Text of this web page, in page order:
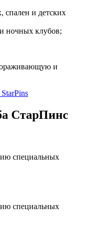
и детских
ночных клубов;
и
СтарПинс
специальных
специальных